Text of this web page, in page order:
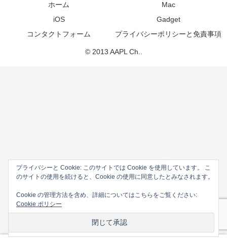
ホーム
Mac
iOS
Gadget
コンタクトフォーム
プライバシーポリシーと免責事項
© 2013 AAPL Ch..
プライバシーと Cookie: このサイトでは Cookie を使用しています。 こ
のサイトの使用を続けると、Cookie の使用に同意したとみなされます。
Cookie の管理方法を含め、詳細についてはこちらをご覧ください:
Cookie ポリシー